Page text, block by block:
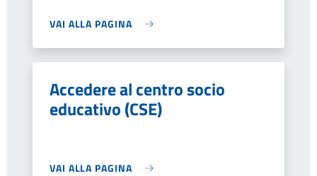
VAI ALLA PAGINA
Accedere al centro socio
educativo (CSE)
VAI ALLA PAGINA